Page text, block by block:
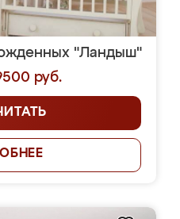
"Ландыш"
руб.